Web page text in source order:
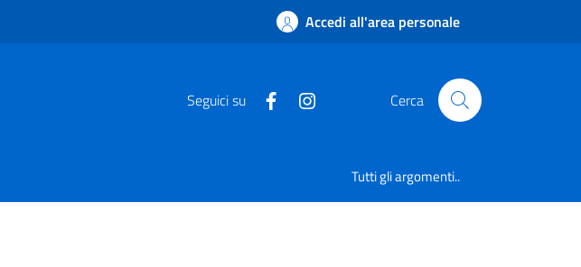
Accedi all'area personale
Seguici su Cerca
Tutti gli argomenti..